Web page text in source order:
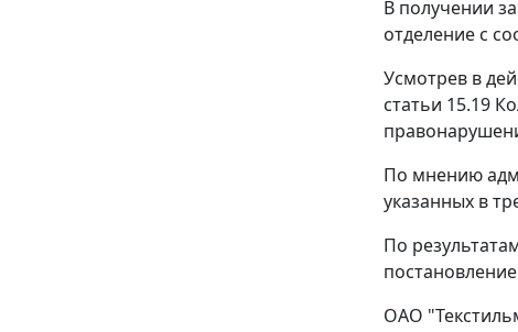
В получении
отделение с
Усмотрев в
статьи 15.19
По мнению
указанных в
По
ОАО